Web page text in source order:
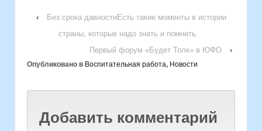
‹
Без срока давностиЕсть такие моменты в истории
страны, которые надо знать и помнить.
Первый форум «Будет Толк» в ЮФО
›
Опубликовано в Воспитательная работа, Новости
Добавить комментарий